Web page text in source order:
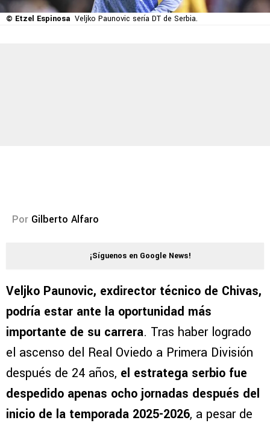
© Etzel Espinosa Veljko Paunovic sería DT de Serbia.
Por Gilberto Alfaro
¡Síguenos en Google News!
Veljko Paunovic, exdirector técnico de Chivas,
podría estar ante la oportunidad más
importante de su carrera. Tras haber logrado
el ascenso del Real Oviedo a Primera División
después de 24 años, el estratega serbio fue
despedido apenas ocho jornadas después del
inicio de la temporada 2025-2026, a pesar de